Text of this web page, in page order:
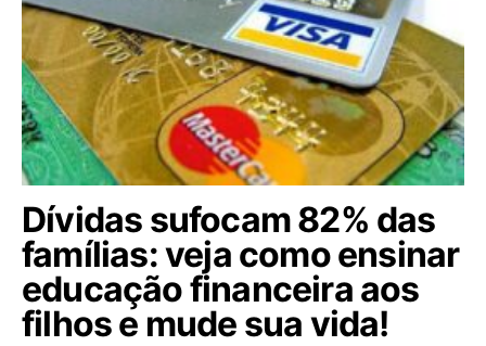
Dívidas sufocam 82% das
famílias: veja como ensinar
educação financeira aos
filhos e mude sua vida!